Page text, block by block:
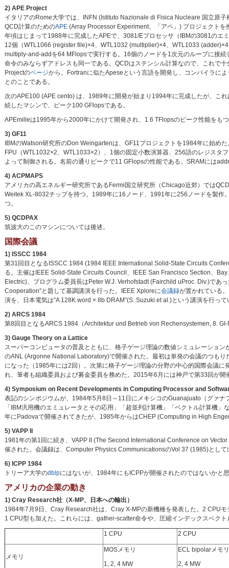
2) APE Project
イタリアのRome大学では、INFN (Istituto Nazionale di Fisica Nucleare 国立原子
QCD計算のためのAPE(Array Processor Experiment、「アペ」) プロジェクトを
年頃はじまって1988年に完成したAPEで、3081/Eプロセッサ（IBMの3081のエ
12個（WTL1066 (register file)×4、WTL1032 (multiplier)×4、WTL1033
multiply-and-addを64 MFlopsで実行する。16個のノードを1次元のループに接
命令のみならずアドレスも同一である。QCDはステンシル計算なので、これで
Projectのページから。Fortranに似たApeseという言語を開発し、コンパイラに
とのことである。
次のAPE100 (APE cento) は、1989年に開発が始まり1994年に完成したが、こ
続したマシンで、ピーク100 GFlopsである。
APEmilleは1995年から2000年にかけて開発され、1.6 TFlopsのピーク性能をも
3) GF11
IBMのWatson研究所のDon Weingartenは、GF11プロジェクトを1984年に始め
FPU（WTL1032×2、WTL1033×2）、1個の固定小数演算器、256語のレジスタ
よって制御される。名前の通りピークで11 GFlopsの性能である。SRAMには
4) ACPMAPS
アメリカの高エネルギー研究所であるFermi国立研究所（Chicago近郊）では
Weitek XL-8032チップを持つ。1989年に16ノード、1991年に256ノードを製
つ。
5) QCDPAX
筑波大のこのマシンについては後述。
国際会議
1) ISSCC 1984
第31回目となるISSCC 1984 (1984 IEEE International Solid-State Circuits
る。主催はIEEE Solid-State Circuits Council、IEEE San Francisco Section、
Electric)、プログラム委員長はPeter W.J. Verhofstadt (Fairchild uProc. Div.)で
Cooperation”と題して基調講演を行った。IEEE Xploreに会議録が置かれている
演を、日本電気は”A 128K word × 8b DRAM”(S. Suzuki et al.)という講演を行っ
2) ARCS 1984
第8回目となるARCS 1984（Architektur und Betrieb von Rechensystemen, 8.
3) Gauge Theory on a Lattice
スーパーコンピュータの普及とともに、格子ゲージ理論の数値シミュレーショ
のANL (Argonne National Laboratory)で開催された。最初は単発の会議のつも
になった（1985年には2回）。次第に格子ゲージ理論の分野の中心的国際会議
れ、筆者も組織委員および募金委員を務めた。2015年6月には神戸で第33回が開
4) Symposium on Recent Developments in Computing Processor and
表記のシンポジウムが、1984年5月8日～11日にメキシコのGuanajuato（グァナ
「IBM汎用機のエミュレータとその応用」「超並列計算機」「ベクトル計算機
年にPadovaで開催されてきたが、1985年からはCHEP (Computing in High
5) VAPP II
1981年の第1回に続き、VAPP II (The Second International Conference on
催された。会議録は、Computer Physics CommunicationsのVol 37 (1985)とし
6) ICPP 1984
トリーア大学のdblpにはないが、1984年にもICPPが開催されたのではないかと
アメリカの企業の動き
1) Cray Research社（X-MP、日本への輸出）
1984年7月9日、Cray Research社は、Cray X-MPの新機種を発表した。2 CPU
1 CPU型も加えた。これらには、gather-scatter命令や、圧縮インデックスベク
1 CPU 2 CPU
メモリ
MOSメモリ
1, 2, 4 MW
ECL bipolarメモリ
2, 4 MW